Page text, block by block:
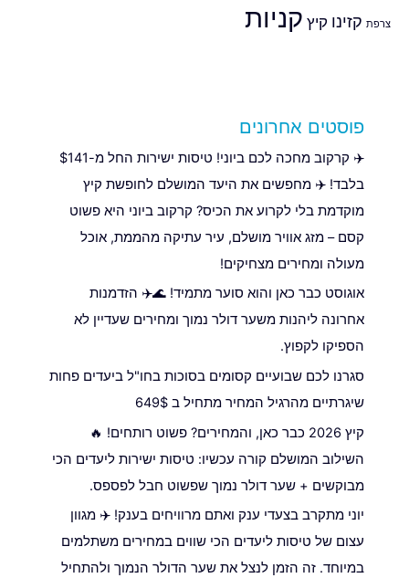
צרפת קזינו קיץ קניות
פוסטים אחרונים
✈️ קרקוב מחכה לכם ביוני! טיסות ישירות החל מ-$141
בלבד! ✈️ מחפשים את היעד המושלם לחופשת קיץ
מוקדמת בלי לקרוע את הכיס? קרקוב ביוני היא פשוט
קסם – מזג אוויר מושלם, עיר עתיקה מהממת, אוכל
מעולה ומחירים מצחיקים!
אוגוסט כבר כאן והוא סוער מתמיד! 🌊✈️ הזדמנות
אחרונה ליהנות משער דולר נמוך ומחירים שעדיין לא
הספיקו לקפוץ.
סגרנו לכם שבועיים קסומים בסוכות בחו"ל ביעדים פחות
שיגרתיים מהרגיל המחיר מתחיל ב 649$
קיץ 2026 כבר כאן, והמחירים? פשוט רותחים! 🔥
השילוב המושלם קורה עכשיו: טיסות ישירות ליעדים הכי
מבוקשים + שער דולר נמוך שפשוט חבל לפספס.
יוני מתקרב בצעדי ענק ואתם מרוויחים בענק! ✈️ מגוון
עצום של טיסות ליעדים הכי שווים במחירים משתלמים
במיוחד. זה הזמן לנצל את שער הדולר הנמוך ולהתחיל